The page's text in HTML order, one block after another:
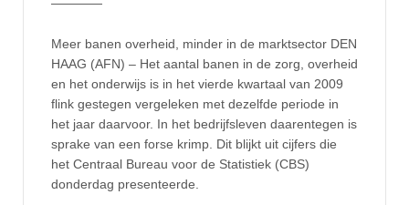
————
Meer banen overheid, minder in de marktsector DEN
HAAG (AFN) – Het aantal banen in de zorg, overheid
en het onderwijs is in het vierde kwartaal van 2009
flink gestegen vergeleken met dezelfde periode in
het jaar daarvoor. In het bedrijfsleven daarentegen is
sprake van een forse krimp. Dit blijkt uit cijfers die
het Centraal Bureau voor de Statistiek (CBS)
donderdag presenteerde.